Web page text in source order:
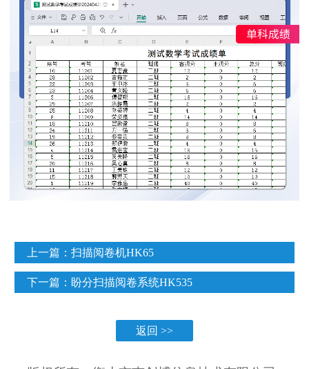
上一篇： 扫描阅卷机HK65
下一篇： 盼分扫描阅卷系统HK535
返回 >>